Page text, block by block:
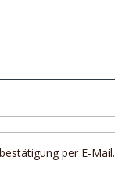
per E-Mail.